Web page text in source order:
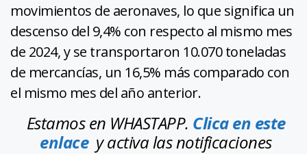
movimientos de aeronaves, lo que significa un
descenso del 9,4% con respecto al mismo mes
de 2024, y se transportaron 10.070 toneladas
de mercancías, un 16,5% más comparado con
el mismo mes del año anterior.
Estamos en WHASTAPP. Clica en este
enlacey activa las notificaciones